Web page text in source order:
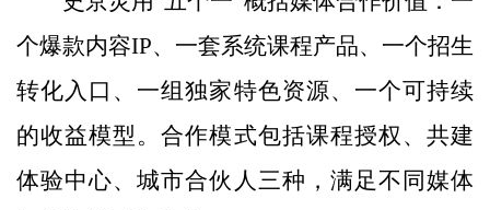
个爆款内容IP、一套系统课程产品、一个招生
转化入口、一组独家特色资源、一个可持续
的收益模型。合作模式包括课程授权、共建
体验中心、城市合伙人三种，满足不同媒体